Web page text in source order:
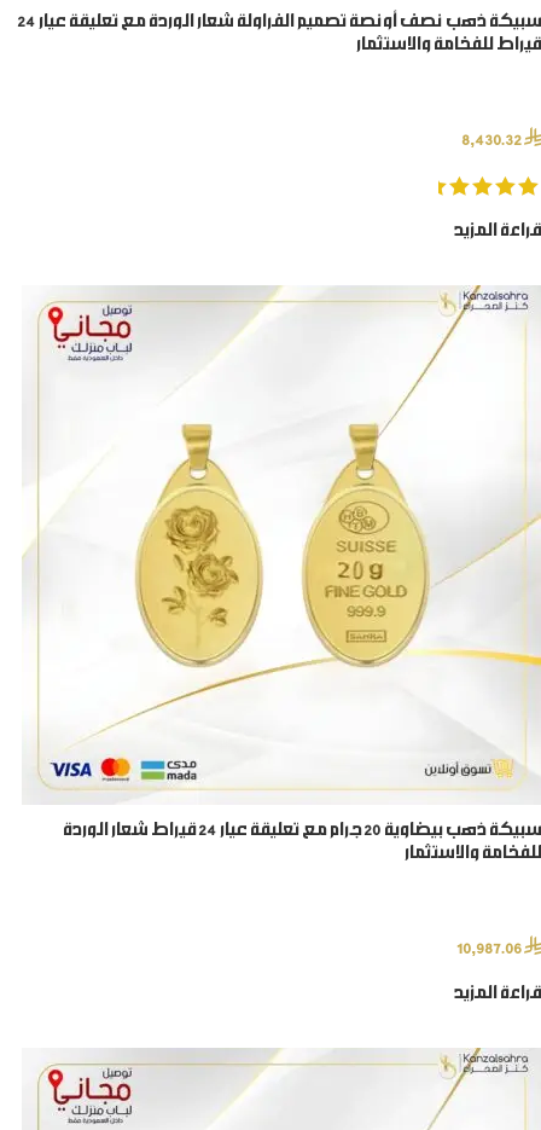
سبيكة ذهب نصف أونصة تصميم الفراولة شعار الوردة مع تعليقة عيار 24
قيراط للفخامة والاستثمار
⃁
قراءة المزيد
سبيكة ذهب بيضاوية 20 جرام مع تعليقة عيار 24 قيراط شعار الوردة
للفخامة والاستثمار
⃁
قراءة المزيد